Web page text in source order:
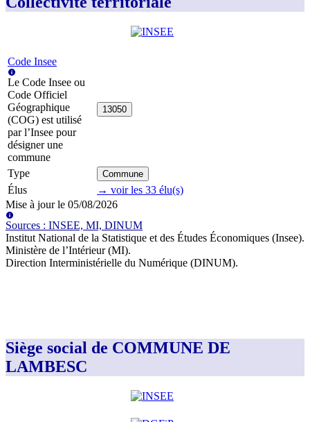
Code Insee
Le Code Insee ou
Code Officiel
Géographique
(COG) est utilisé
par l’Insee pour
désigner une
commune
13050
Type Commune
Élus → voir les 33 élu(s)
Mise à jour le 05/08/2026
Sources : INSEE, MI, DINUM
Institut National de la Statistique et des Études Économiques (Insee).
Ministère de l’Intérieur (MI).
Direction Interministérielle du Numérique (DINUM).
Siège social de COMMUNE DE
LAMBESC